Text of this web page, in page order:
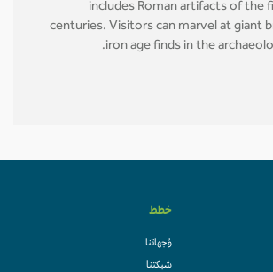
includes Roman artifacts of
centuries. Visitors can marvel at giant
iron age finds in the
خطط
وُجهاتنا
شبكتنا